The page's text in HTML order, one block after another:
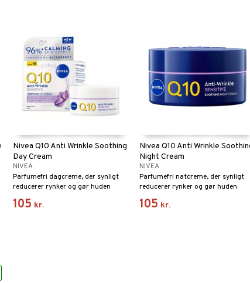
Nivea Q10 Anti Wrinkle Soothing
Day Cream
NIVEA
Parfumefri dagcreme, der synligt
reducerer rynker og gør huden
fastere.
105 kr.
Nivea Q10 Anti Wrinkle
Night Cream
NIVEA
Parfumefri natcreme, der synligt
reducerer rynker og gør huden
fastere.
105 kr.